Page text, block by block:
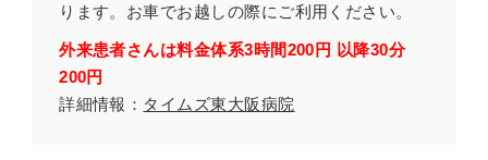
ります。お車でお越しの際にご利用ください。
外来患者さんは料金体系3時間200円 以降30分
200円
詳細情報： タイムズ東大阪病院